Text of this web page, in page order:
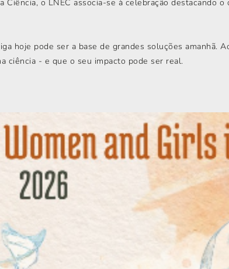
o LNEC associa-se à celebração destacando
hoje pode ser a base de grandes soluções amanhã.
ciência - e que o seu impacto pode ser real.